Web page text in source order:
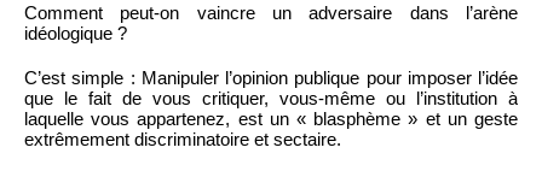
Comment peut-on vaincre un adversaire dans l’arène
idéologique ?
C’est simple : Manipuler l’opinion publique pour imposer l’idée
que le fait de vous critiquer, vous-même ou l’institution à
laquelle vous appartenez, est un « blasphème » et un geste
extrêmement discriminatoire et sectaire.